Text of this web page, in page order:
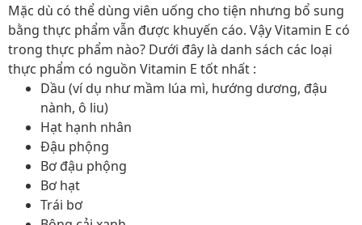
Mặc dù có thể dùng viên uống cho tiện nhưng bổ sung
bằng thực phẩm vẫn được khuyến cáo. VậyVitamin E có
trong thực phẩm nào? Dưới đây là danh sách các loại
thực phẩm có nguồn Vitamin E tốt nhất :
Dầu (ví dụ như mầm lúa mì, hướng dương, đậu
nành, ô liu)
Hạt hạnh nhân
Đậu phộng
Bơ đậu phộng
Bơ hạt
Trái bơ